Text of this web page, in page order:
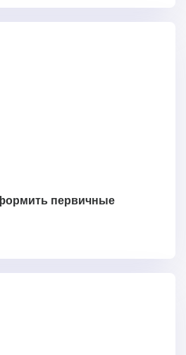
первичные